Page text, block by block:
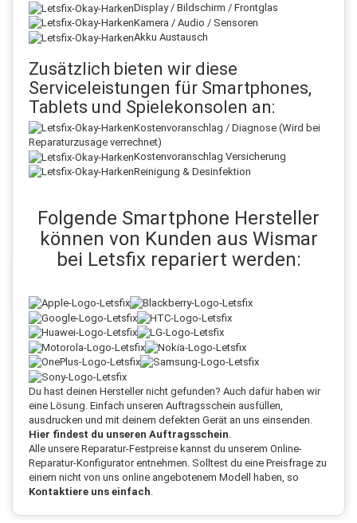
Display / Bildschirm / Frontglas
Kamera / Audio / Sensoren
Akku Austausch
Zusätzlich bieten wir diese
Serviceleistungen für Smartphones,
Tablets und Spielekonsolen an:
Kostenvoranschlag / Diagnose (Wird bei
Reparaturzusage verrechnet)
Kostenvoranschlag Versicherung
Reinigung & Desinfektion
Folgende Smartphone Hersteller
können von Kunden aus Wismar
bei Letsfix repariert werden:
Du hast deinen Hersteller nicht gefunden? Auch dafür haben wir
eine Lösung. Einfach unseren Auftragsschein ausfüllen,
ausdrucken und mit deinem defekten Gerät an uns einsenden.
Hier findest du unseren Auftragsschein
Alle unsere Reparatur-Festpreise kannst du unserem Online-
Reparatur-Konfigurator entnehmen. Solltest du eine Preisfrage zu
einem nicht von uns online angebotenem Modell haben, so
Kontaktiere uns einfach